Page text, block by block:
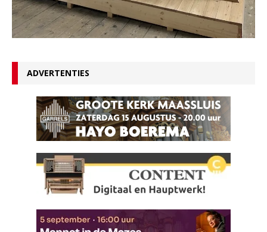
ADVERTENTIES